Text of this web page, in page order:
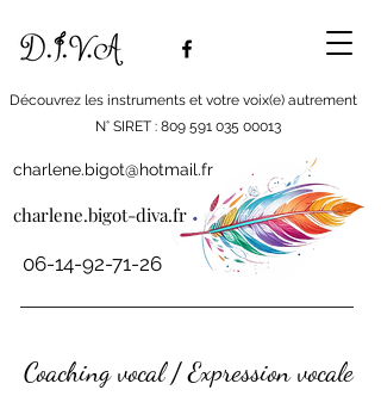
Découvrez les instruments et votre voix(e) autrement
N° SIRET : 809 591 035 00013
06-14-92-71-26
charlene.bigot@hotmail.fr
charlene.bigot-diva.fr
Coaching vocal / Expression vocale